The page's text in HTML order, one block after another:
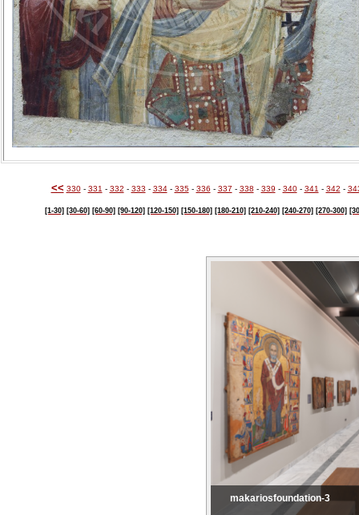
<< 330- 331 - 332 - 333 - 334- 335- 336 - 337 - 338 - 339 - 340- 341 - 342 -
[1-30] [30-60] [60-90] [90-120] [120-150] [150-180] [180-210] [210-240] [240-270] [270-300]
makariosfoundation-3